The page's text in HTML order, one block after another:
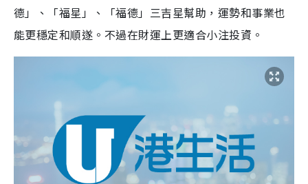
德」、「福星」、「福德」三吉星幫助，運勢和事業也
能更穩定和順遂。不過在財運上更適合小注投資。